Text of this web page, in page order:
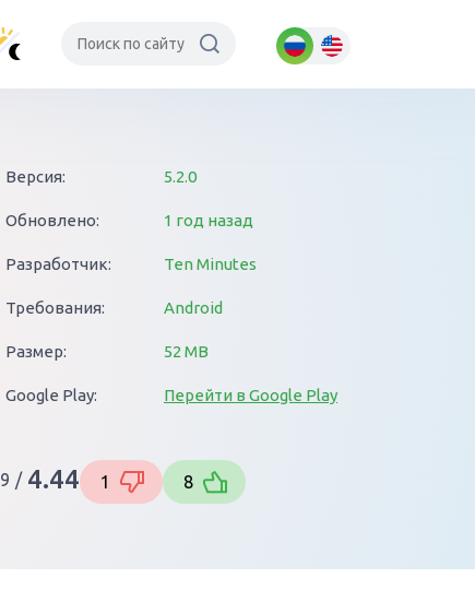
Версия: 5.2.0
Обновлено: 1 год назад
Разработчик: Ten Minutes
Требования: Android
Размер: 52 MB
Google Play: Перейти в Google Play
9 / 4.44 1 8